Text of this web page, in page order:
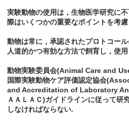
実験動物の使用は，生物医学研究に
際はいくつかの重要なポイントを考
動物は常に，承認されたプロトコー
人道的かつ有効な方法で飼育し，使
動物実験委員会(Animal Care and
国際実験動物ケア評価認定協会
and Accreditation of Laboratory
ＡＡＬＡＣ)ガイドラインに従って研
しなければならない.